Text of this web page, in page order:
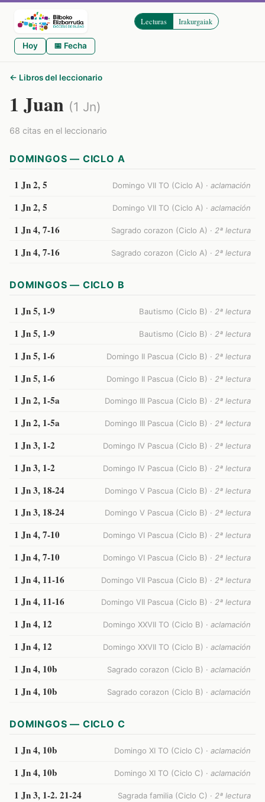
Lecturas Irakurgaiak
Hoy 📅 Fecha
← Libros del leccionario
1 Juan (1 Jn)
68 citas en el leccionario
DOMINGOS — CICLO A
1 Jn 2, 5 Domingo VII TO (Ciclo A) · aclamación
1 Jn 2, 5 Domingo VII TO (Ciclo A) · aclamación
1 Jn 4, 7-16 Sagrado corazon (Ciclo A) · 2ª lectura
1 Jn 4, 7-16 Sagrado corazon (Ciclo A) · 2ª lectura
DOMINGOS — CICLO B
1 Jn 5, 1-9 Bautismo (Ciclo B) · 2ª lectura
1 Jn 5, 1-9 Bautismo (Ciclo B) · 2ª lectura
1 Jn 5, 1-6 Domingo II Pascua (Ciclo B) · 2ª lectura
1 Jn 5, 1-6 Domingo II Pascua (Ciclo B) · 2ª lectura
1 Jn 2, 1-5a Domingo III Pascua (Ciclo B) · 2ª lectura
1 Jn 2, 1-5a Domingo III Pascua (Ciclo B) · 2ª lectura
1 Jn 3, 1-2 Domingo IV Pascua (Ciclo B) · 2ª lectura
1 Jn 3, 1-2 Domingo IV Pascua (Ciclo B) · 2ª lectura
1 Jn 3, 18-24 Domingo V Pascua (Ciclo B) · 2ª lectura
1 Jn 3, 18-24 Domingo V Pascua (Ciclo B) · 2ª lectura
1 Jn 4, 7-10 Domingo VI Pascua (Ciclo B) · 2ª lectura
1 Jn 4, 7-10 Domingo VI Pascua (Ciclo B) · 2ª lectura
1 Jn 4, 11-16 Domingo VII Pascua (Ciclo B) · 2ª lectura
1 Jn 4, 11-16 Domingo VII Pascua (Ciclo B) · 2ª lectura
1 Jn 4, 12 Domingo XXVII TO (Ciclo B) · aclamación
1 Jn 4, 12 Domingo XXVII TO (Ciclo B) · aclamación
1 Jn 4, 10b Sagrado corazon (Ciclo B) · aclamación
1 Jn 4, 10b Sagrado corazon (Ciclo B) · aclamación
DOMINGOS — CICLO C
1 Jn 4, 10b Domingo XI TO (Ciclo C) · aclamación
1 Jn 4, 10b Domingo XI TO (Ciclo C) · aclamación
1 Jn 3, 1-2. 21-24 Sagrada familia (Ciclo C) · 2ª lectura